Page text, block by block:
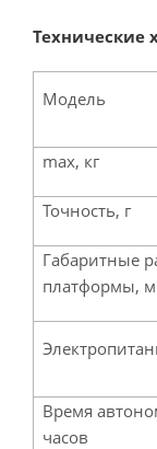
Технические
Модель
max, кг
Точность, г
Габаритные
платформы,
Время
часов